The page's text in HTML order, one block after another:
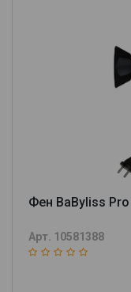
Фен BaByliss Pro
Арт. 10581388